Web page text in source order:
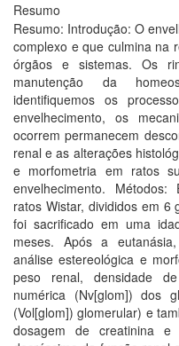
Resumo
Resumo: Introdução: O
complexo e que culmina na
órgãos e sistemas. Os
manutenção da
identifiquemos os
envelhecimento, os
ocorrem permanecem
renal e as alterações
e morfometria em ratos
envelhecimento.
ratos Wistar, divididos em 6
foi sacrificado em uma
meses. Após a
análise estereológica e
peso renal, densidade
numérica (Nv[glom]) dos
(Vol[glom]) glomerular) e
dosagem de creatinina e